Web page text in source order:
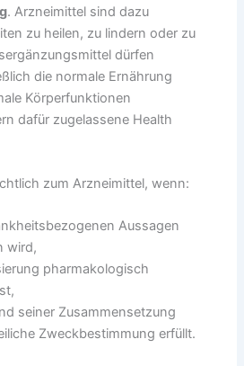
. Arzneimittel sind dazu
zu heilen, zu lindern oder zu
dürfen
die normale Ernährung
Körperfunktionen
dafür zugelassene Health
zum Arzneimittel, wenn:
Aussagen
wird,
pharmakologisch
seiner Zusammensetzung
Zweckbestimmung erfüllt.